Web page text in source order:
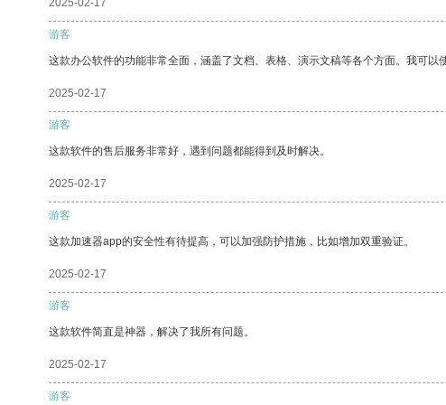
2025-02-17
游客
这款办公软件的功能非常全面，涵盖了文档、表格、演示文稿等各个方面。我可以
2025-02-17
游客
这款软件的售后服务非常好，遇到问题都能得到及时解决。
2025-02-17
游客
这款加速器app的安全性有待提高，可以加强防护措施，比如增加双重验证。
2025-02-17
游客
这款软件简直是神器，解决了我所有问题。
2025-02-17
游客